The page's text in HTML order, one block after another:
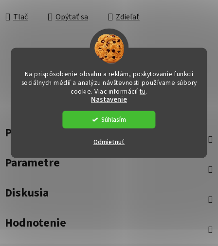
Na prispôsobenie obsahu a reklám, poskytovanie funkcií
sociálnych médií a analýzu návštevnosti používame súbory
cookie. Viac informáciítu.
Nastavenie
Odmietnuť
Súhlasím
Tlač Opýtať sa Zdieľať
Popis
Parametre
Diskusia
Hodnotenie